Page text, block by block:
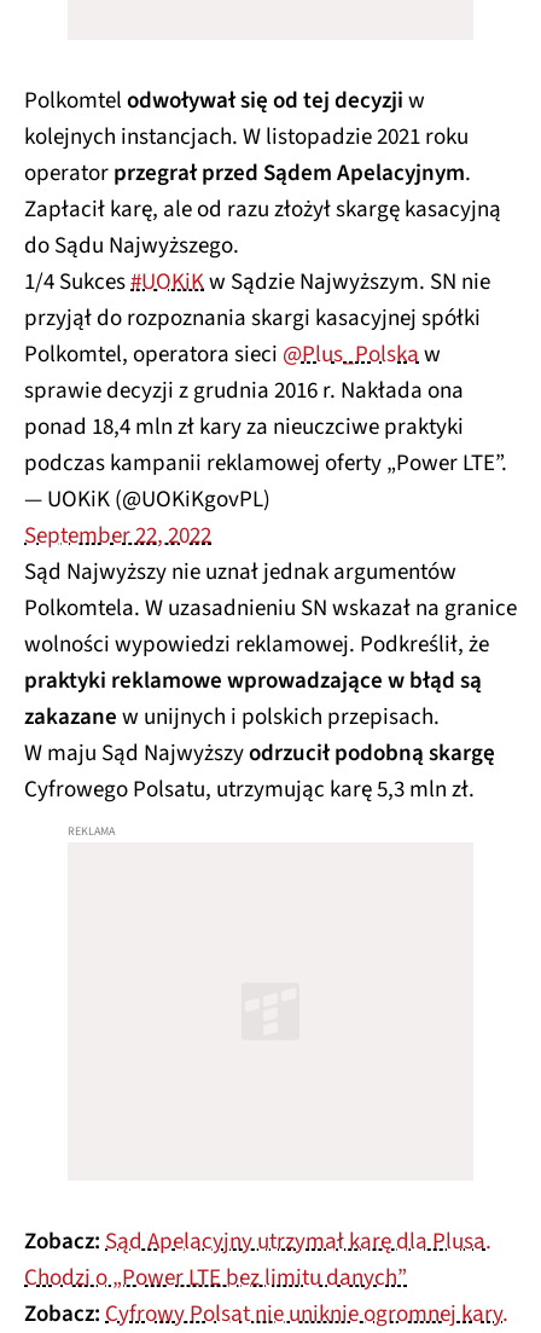
Polkomtelodwoływał się od tej decyzjiw
kolejnych instancjach. W listopadzie 2021 roku
operatorprzegrał przed Sądem Apelacyjnym.
Zapłacił karę, ale od razu złożył skargę kasacyjną
do Sądu Najwyższego.
1/4 Sukces#UOKiKw Sądzie Najwyższym. SN nie
przyjął do rozpoznania skargi kasacyjnej spółki
Polkomtel, operatora sieci @Plus_Polskaw
sprawie decyzji z grudnia 2016 r. Nakłada ona
ponad 18,4 mln zł kary za nieuczciwe praktyki
podczas kampanii reklamowej oferty „Power LTE”.
— UOKiK (@UOKiKgovPL)
September 22, 2022
Sąd Najwyższy nie uznał jednak argumentów
Polkomtela. W uzasadnieniu SN wskazał na granice
wolności wypowiedzi reklamowej. Podkreślił, że
praktyki reklamowe wprowadzające w błąd są
zakazanew unijnych i polskich przepisach.
W maju Sąd Najwyższyodrzucił podobną skargę
Cyfrowego Polsatu, utrzymując karę 5,3 mln zł.
Zobacz:Sąd Apelacyjny utrzymał karę dla Plusa.
Chodzi o „Power LTE bez limitu danych”
Zobacz:Cyfrowy Polsat nie uniknie ogromnej kary.